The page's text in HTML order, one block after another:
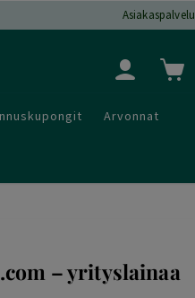
Asiakaspalvelu
Arvonnat
– yrityslainaa